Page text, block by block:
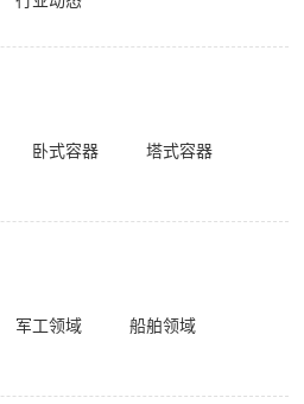
卧式容器
塔式容器
军工领域
船舶领域